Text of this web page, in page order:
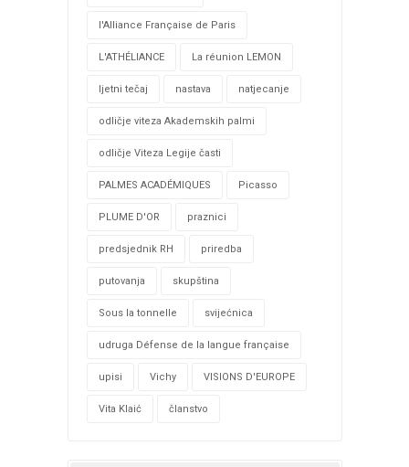
l'Alliance Française de Paris
L'ATHÉLIANCE La réunion LEMON
ljetni tečaj nastava natjecanje
odličje viteza Akademskih palmi
odličje Viteza Legije časti
PALMES ACADÉMIQUES Picasso
PLUME D'OR praznici
predsjednik RH priredba
putovanja skupština
Sous la tonnelle svijećnica
udruga Défense de la langue française
upisi Vichy VISIONS D'EUROPE
Vita Klaić članstvo